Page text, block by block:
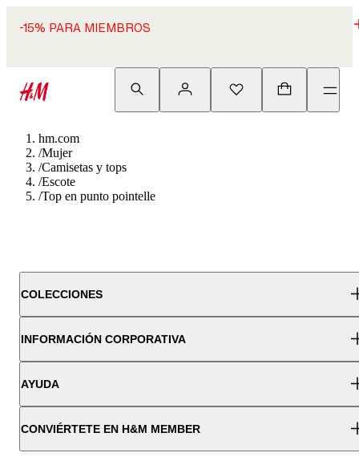
-15% PARA MIEMBROS
hm.com
/Mujer
/Camisetas y tops
/Escote
/Top en punto pointelle
COLECCIONES
INFORMACIÓN CORPORATIVA
AYUDA
CONVIÉRTETE EN H&M MEMBER